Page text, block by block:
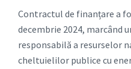
Contractul de finanțare a
decembrie 2024, marcând
responsabilă a resurselor
cheltuielilor publice cu